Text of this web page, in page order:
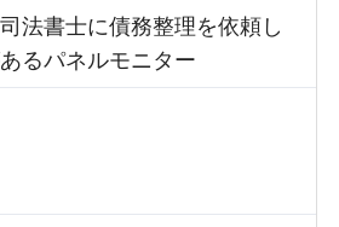
法書士に債務整理を依頼し
るパネルモニター